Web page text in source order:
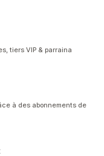
tiers VIP & parraina
à des abonnements de